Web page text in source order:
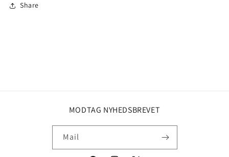
Share
MODTAG NYHEDSBREVET
Mail